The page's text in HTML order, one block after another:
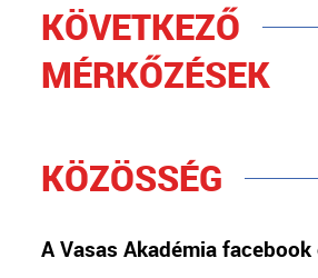
KÖVETKEZŐ
MÉRKŐZÉSEK
KÖZÖSSÉG
A Vasas Akadémia facebook